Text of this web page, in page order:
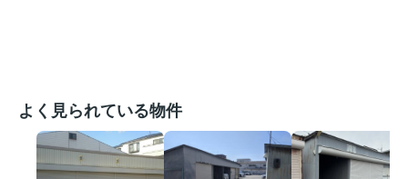
よく見られている物件